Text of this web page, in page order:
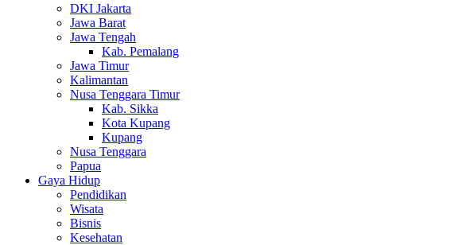
DKI Jakarta
Jawa Barat
Jawa Tengah
Kab. Pemalang
Jawa Timur
Kalimantan
Nusa Tenggara Timur
Kab. Sikka
Kota Kupang
Kupang
Nusa Tenggara
Papua
Gaya Hidup
Pendidikan
Wisata
Bisnis
Kesehatan